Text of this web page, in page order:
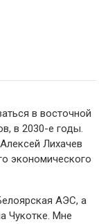
в восточной
в 2030-е годы.
Лихачев
экономического
АЭС, а
Чукотке. Мне